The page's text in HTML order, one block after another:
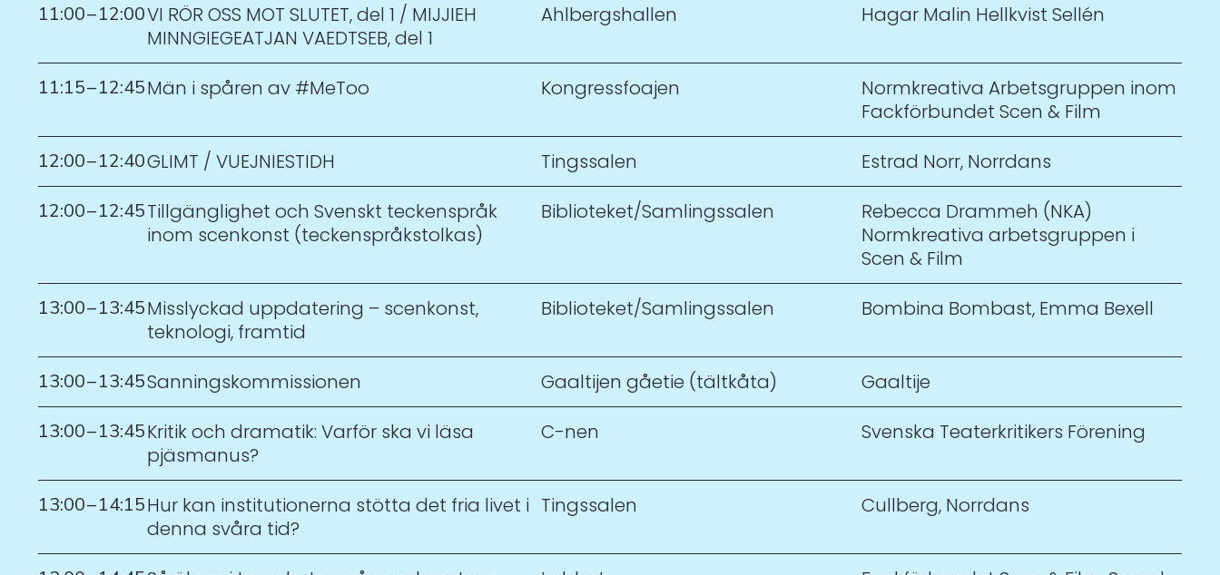
11:00–12:00VI RÖR OSS MOT SLUTET, del 1 / MIJJIEH
MINNGIEGEATJAN VAEDTSEB, del 1
Ahlbergshallen Hagar Malin Hellkvist Sellén
11:15–12:45Män i spåren av #MeToo Kongressfoajen
Normkreativa Arbetsgruppen inom
Fackförbundet Scen & Film
12:00–12:40GLIMT / VUEJNIESTIDH Tingssalen Estrad Norr, Norrdans
12:00–12:45Tillgänglighet och Svenskt teckenspråk
inom scenkonst (teckenspråkstolkas)
Biblioteket/Samlingssalen
Rebecca Drammeh (NKA)
Normkreativa arbetsgruppen i
Scen & Film
13:00–13:45Misslyckad uppdatering – scenkonst,
teknologi, framtid
Biblioteket/Samlingssalen Bombina Bombast, Emma Bexell
13:00–13:45Sanningskommissionen Gaaltijen gåetie (tältkåta) Gaaltije
13:00–13:45Kritik och dramatik: Varför ska vi läsa
pjäsmanus?
C-nen Svenska Teaterkritikers Förening
13:00–14:15Hur kan institutionerna stötta det fria livet i
denna svåra tid?
Tingssalen Cullberg, Norrdans